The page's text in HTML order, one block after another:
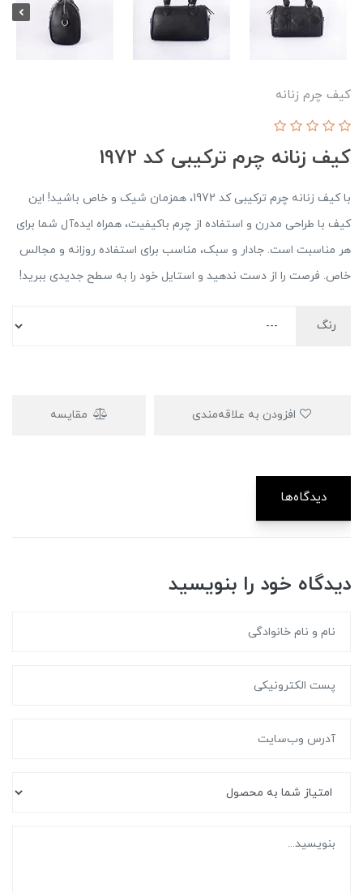
کیف چرم زنانه
کیف زنانه چرم ترکیبی کد 1972
با کیف زنانه چرم ترکیبی کد 1972، همزمان شیک و خاص باشید! این
کیف با طراحی مدرن و استفاده از چرم باکیفیت، همراه ایده‌آل شما برای
هر مناسبت است. جادار و سبک، مناسب برای استفاده روزانه و مجالس
خاص. فرصت را از دست ندهید و استایل خود را به سطح جدیدی ببرید!
رنگ
مقایسه
دیدگاه‌ها
دیدگاه خود را بنویسید